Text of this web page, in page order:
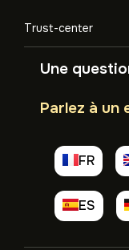
Trust-center
Une
Parlez à un
FR
ES